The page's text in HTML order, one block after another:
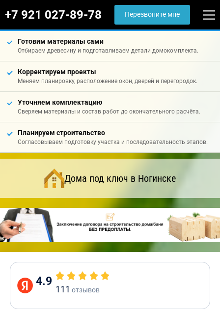
+7 921 027-89-78 Перезвоните мне
Готовим материалы сами
Отбираем древесину и подготавливаем детали домокомплекта.
Корректируем проекты
Меняем планировку, расположение окон, дверей и перегородок.
Уточняем комплектацию
Сверяем материалы и состав работ до окончательного расчёта.
Планируем строительство
Согласовываем подготовку участка и последовательность этапов.
Дома под ключ в Ногинске
4.9
111 отзывов